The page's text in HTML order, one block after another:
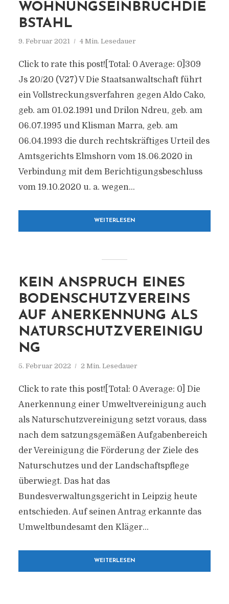
WOHNUNGSEINBRUCHDIE
BSTAHL
9. Februar 2021 4 Min. Lesedauer
Click to rate this post![Total: 0 Average: 0]309
Js 20/​20 (V27) V Die Staatsanwaltschaft führt
ein Vollstreckungsverfahren gegen Aldo Cako,
geb. am 01.02.1991 und Drilon Ndreu, geb. am
06.07.1995 und Klisman Marra, geb. am
06.04.1993 die durch rechtskräftiges Urteil des
Amtsgerichts Elmshorn vom 18.06.2020 in
Verbindung mit dem Berichtigungsbeschluss
vom 19.10.2020 u. a. wegen...
WEITERLESEN
KEIN ANSPRUCH EINES
BODENSCHUTZVEREINS
AUF ANERKENNUNG ALS
NATURSCHUTZVEREINIGU
NG
5. Februar 2022 2 Min. Lesedauer
Click to rate this post![Total: 0 Average: 0] Die
Anerkennung einer Umweltvereinigung auch
als Naturschutzvereinigung setzt voraus, dass
nach dem satzungsgemäßen Aufgabenbereich
der Vereinigung die Förderung der Ziele des
Naturschutzes und der Landschaftspflege
überwiegt. Das hat das
Bundesverwaltungsgericht in Leipzig heute
entschieden. Auf seinen Antrag erkannte das
Umweltbundesamt den Kläger...
WEITERLESEN